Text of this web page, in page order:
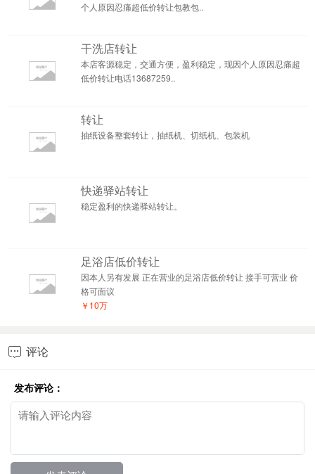
个人原因忍痛超低价转让包教包..
干洗店转让
本店客源稳定，交通方便，盈利稳定，现因个人原因忍痛超
低价转让电话13687259..
转让
抽纸设备整套转让，抽纸机、切纸机、包装机
快递驿站转让
稳定盈利的快递驿站转让。
足浴店低价转让
因本人另有发展 正在营业的足浴店低价转让 接手可营业 价
格可面议
￥10万
 评论
发布评论：